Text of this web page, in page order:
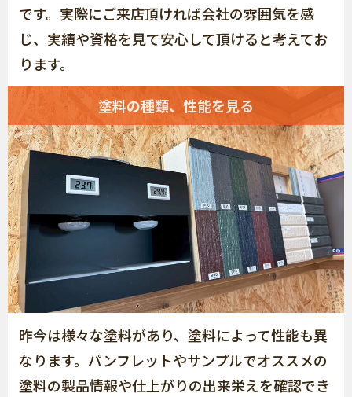
です。実際にご来店頂ければ会社の雰囲気を感
じ、実績や資格を見て安心して頂けると考えてお
ります。
塗料の種類、性能を見る
昨今は様々な塗料があり、塗料によって性能も異
なります。パンフレットやサンプルでオススメの
塗料の製品情報や仕上がりの出来栄えを確認でき